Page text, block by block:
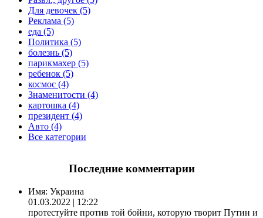
Для девочек (5)
Реклама (5)
еда (5)
Политика (5)
болезнь (5)
парикмахер (5)
ребенок (5)
космос (4)
Знаменитости (4)
картошка (4)
президент (4)
Авто (4)
Все категории
Последние комментарии
Имя: Украина
01.03.2022 | 12:22
протестуйте против той бойни, которую творит Путин и